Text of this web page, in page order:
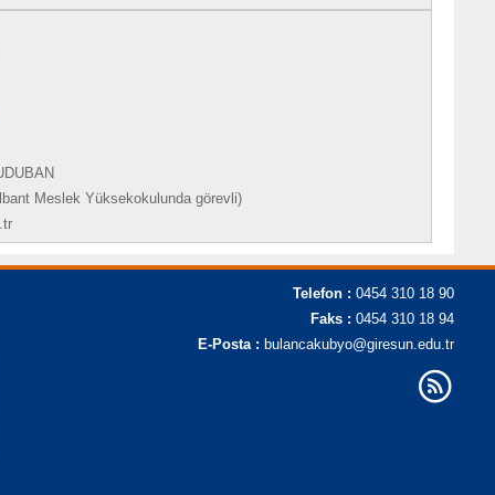
Meslek Yüksekokulunda görevli)
Telefon : 0454 310 18 90
Faks : 0454 310 18 94
E-Posta : bulancakubyo@giresun.edu.tr